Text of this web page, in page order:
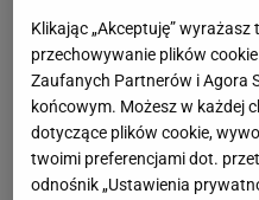
Klikając „Akceptuję”
przechowywanie plików
Zaufanych Partnerów i Agora
końcowym. Możesz w każdej
dotyczące plików cookie,
twoimi preferencjami dot.
odnośnik „Ustawienia